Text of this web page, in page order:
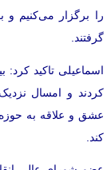
را برگزار می‌کنیم و
گرفتند.
کردند و امسال
عشق و علاقه به حوزه
کند.